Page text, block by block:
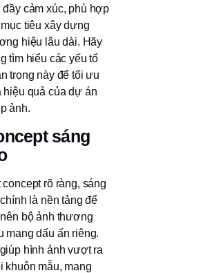
đầy cảm xúc, phù hợp
tiêu xây dựng
hiệu lâu dài. Hãy
tìm hiểu các yếu tố
trọng này để tối ưu
hiệu quả của dự án
ảnh.
sáng
concept rõ ràng, sáng
là nền tảng để
bộ ảnh thương
mang dấu ấn riêng.
hình ảnh vượt ra
khuôn mẫu, mang